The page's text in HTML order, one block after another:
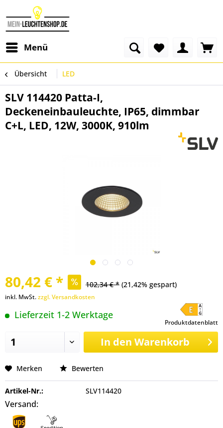
Menü
Übersicht LED
SLV 114420 Patta-I,
Deckeneinbauleuchte, IP65, dimmbar
C+L, LED, 12W, 3000K, 910lm
80,42 € * 102,34 € * (21,42% gespart)
inkl. MwSt.zzgl. Versandkosten
Lieferzeit 1-2 Werktage
Produktdatenblatt
In den Warenkorb
Merken Bewerten
Artikel-Nr.: SLV114420
Versand: